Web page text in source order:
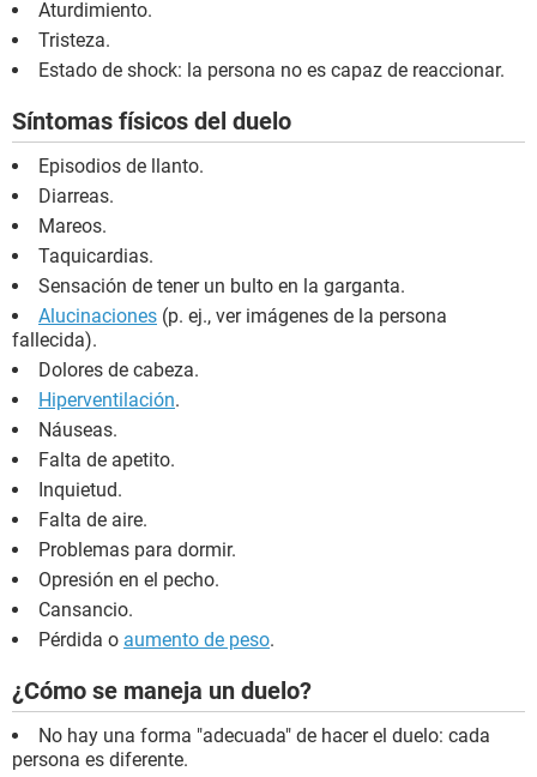
Aturdimiento.
Tristeza.
Estado de shock: la persona no es capaz de reaccionar.
Síntomas físicos del duelo
Episodios de llanto.
Diarreas.
Mareos.
Taquicardias.
Sensación de tener un bulto en la garganta.
Alucinaciones (p. ej., ver imágenes de la persona
fallecida).
Dolores de cabeza.
Hiperventilación.
Náuseas.
Falta de apetito.
Inquietud.
Falta de aire.
Problemas para dormir.
Opresión en el pecho.
Cansancio.
Pérdida o aumento de peso.
¿Cómo se maneja un duelo?
No hay una forma "adecuada" de hacer el duelo: cada
persona es diferente.